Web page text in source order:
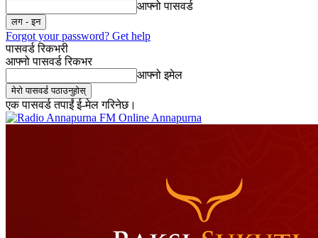
आफ्नो पासवर्ड
Forgot your password? Get help
पासवर्ड रिकभरी
आफ्नो पासवर्ड रिकभर
आफ्नो इमेल
एक पासवर्ड तपाईं ई-मेल गरिनेछ।
Online Annapurna